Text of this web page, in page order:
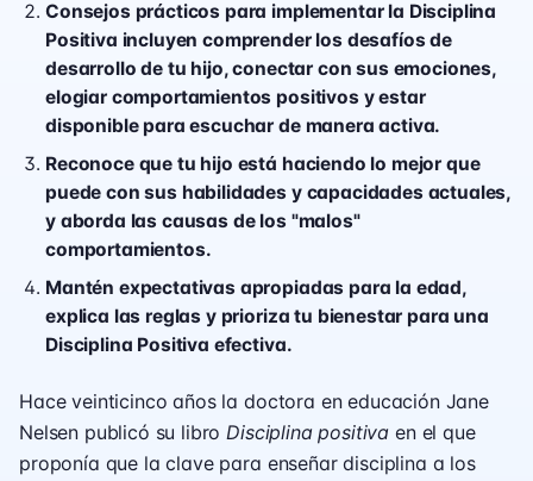
Consejos prácticos para implementar la Disciplina
Positiva incluyen comprender los desafíos de
desarrollo de tu hijo, conectar con sus emociones,
elogiar comportamientos positivos y estar
disponible para escuchar de manera activa.
Reconoce que tu hijo está haciendo lo mejor que
puede con sus habilidades y capacidades actuales,
y aborda las causas de los "malos"
comportamientos.
Mantén expectativas apropiadas para la edad,
explica las reglas y prioriza tu bienestar para una
Disciplina Positiva efectiva.
Hace veinticinco años la doctora en educación Jane
Nelsen publicó su libroDisciplina positiva en el que
proponía que la clave para enseñar disciplina a los